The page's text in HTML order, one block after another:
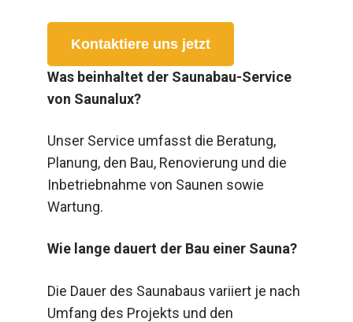
Kontaktiere uns jetzt
Was beinhaltet der Saunabau-Service
von Saunalux?
Unser Service umfasst die Beratung,
Planung, den Bau, Renovierung und die
Inbetriebnahme von Saunen sowie
Wartung.
Wie lange dauert der Bau einer Sauna?
Die Dauer des Saunabaus variiert je nach
Umfang des Projekts und den